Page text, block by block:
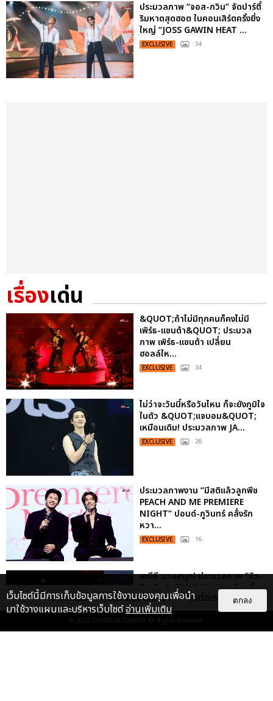
ประมวลภาพ “จอส-กวิน” จัดปาร์ตี้
ริมหาดสุดฮอต ในคอนเสิร์ตครั้งยิ่ง
ใหญ่ “JOSS GAWIN HEAT ...
EXCLUSIVE : 34
เรื่องเด่น
&QUOT;ถ้าไม่มีทุกคนก็คงไม่มี
เพิร์ธ-แซนต้า&QUOT; ประมวล
ภาพ เพิร์ธ-แซนต้า เปลี่ยน
ฮอลล์ให...
EXCLUSIVE : 34
ไม่ว่าจะวันนี้หรือวันไหน ก็จะยังภูมิใจ
ในตัว &QUOT;แจบอม&QUOT;
เหมือนเดิม! ประมวลภาพ JA...
EXCLUSIVE : 28
ประมวลภาพงาน “มีสติแล้วลูกพีช
PEACH AND ME PREMIERE
NIGHT” ปอนด์-ภูวินทร์ คลั่งรัก
หวา...
EXCLUSIVE : 16
เคมีดี มวลสนุก! ประมวลภาพ “ดิว-
ธี” เปิดตัวซีรีส์ “MR.KILL มังงะสั่ง
ตาย” ในงาน “MR.KILL...
EXCLUSIVE : 14
เกี่ยวกับเรา ติดต่อลงโฆษณา ติดต่อเรา
© 2026 THAITICKETMAJOR All Rights Reserved.
เว็บไซต์นี้มีการเก็บข้อมูลการใช้งานของคุณเพื่อนำ
มาใช้วางแผนและบริหารเว็บไซต์อ่านเพิ่มเติม
ตกลง